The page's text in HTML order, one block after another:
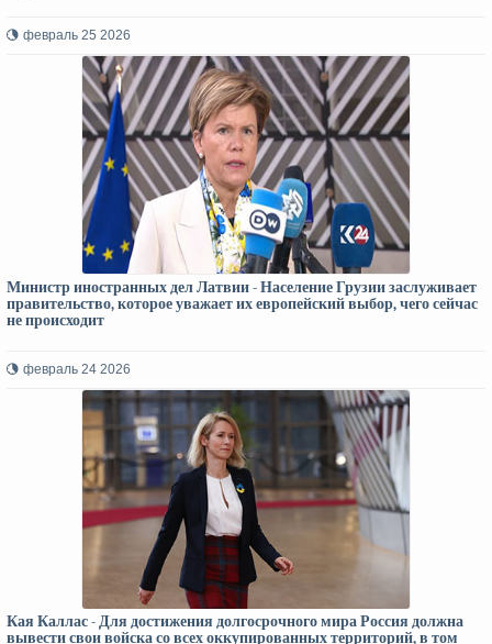
февраль 25 2026
Министр иностранных дел Латвии - Население Грузии заслуживает
правительство, которое уважает их европейский выбор, чего сейчас
не происходит
февраль 24 2026
Кая Каллас - Для достижения долгосрочного мира Россия должна
вывести свои войска со всех оккупированных территорий, в том